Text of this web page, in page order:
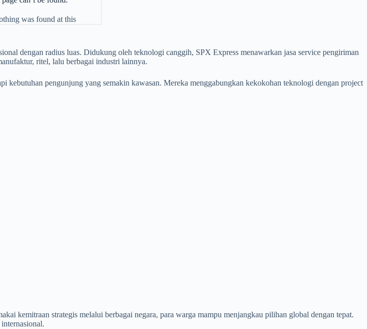
dengan radius luas. Didukung oleh teknologi canggih, SPX Express menawarkan jasa service pengiriman
ritel, lalu berbagai industri lainnya.
pengunjung yang semakin kawasan. Mereka menggabungkan kekokohan teknologi dengan project
kemitraan strategis melalui berbagai negara, para warga mampu menjangkau pilihan global dengan tepat.